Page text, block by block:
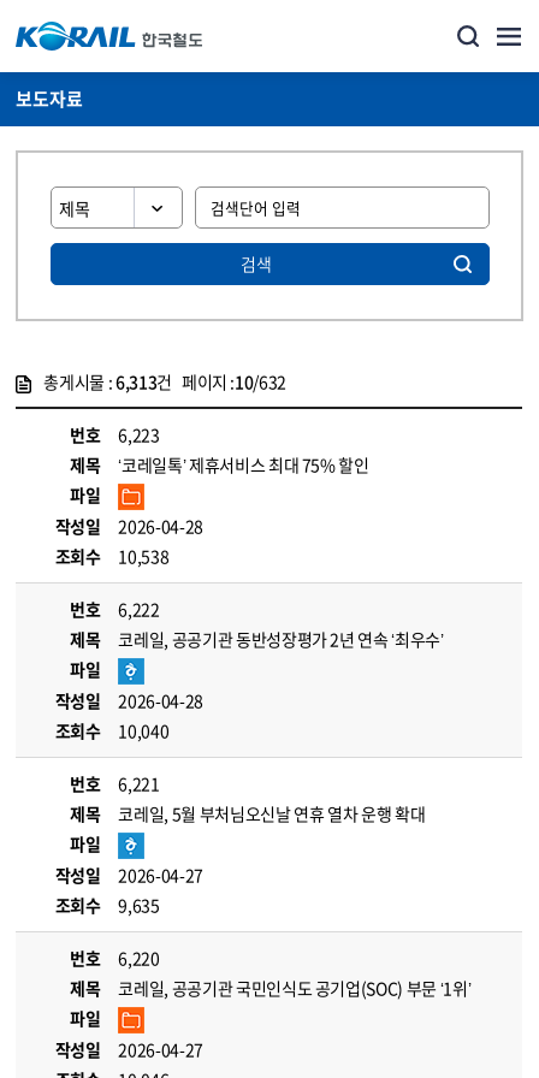
보도자료
검색
총게시물 :6,313건 페이지 :10/632
번호
6,223
제목
‘코레일톡’ 제휴서비스 최대 75% 할인
파일
작성일
2026-04-28
조회수
10,538
번호
6,222
제목
코레일, 공공기관 동반성장평가 2년 연속 ‘최우수’
파일
작성일
2026-04-28
조회수
10,040
번호
6,221
제목
코레일, 5월 부처님오신날 연휴 열차 운행 확대
파일
작성일
2026-04-27
조회수
9,635
번호
6,220
제목
코레일, 공공기관 국민인식도 공기업(SOC) 부문 ‘1위’
파일
작성일
2026-04-27